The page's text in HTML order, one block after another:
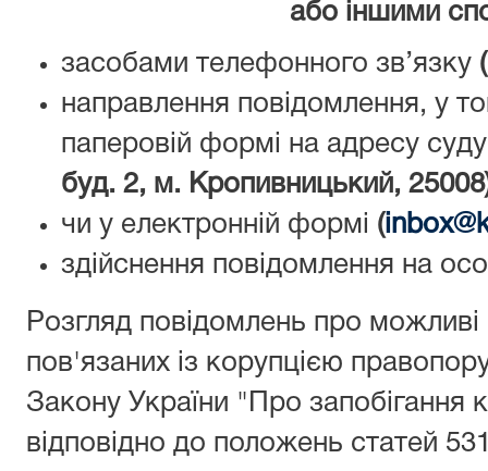
або іншими
засобами телефонного зв’язку
направлення повідомлення, у
паперовій формі на адресу
буд. 2, м. Кропивницький, 25008
чи у електронній формі (
здійснення повідомлення на
Розгляд повідомлень про
пов'язаних із корупцією
Закону України "Про запобігання
відповідно до положень статей